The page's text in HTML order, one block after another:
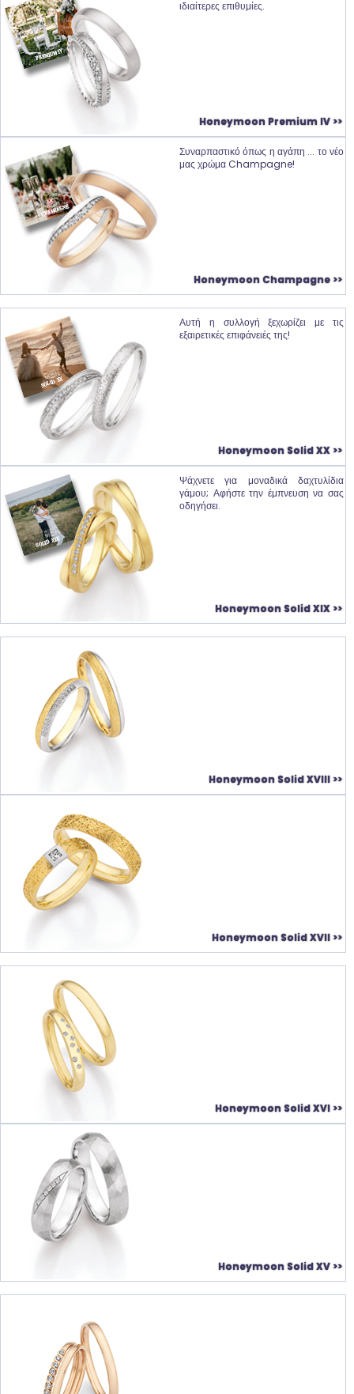
ιδιαίτερες επιθυμίες.
Honeymoon Premium IV >>
Συναρπαστικό όπως η αγάπη ... το νέο
μας χρώμα Champagne!
Honeymoon Champagne >>
Αυτή η συλλογή ξεχωρίζει με τις
εξαιρετικές επιφάνειές της!
Honeymoon Solid XX >>
Ψάχνετε για μοναδικά δαχτυλίδια
γάμου; Αφήστε την έμπνευση να σας
οδηγήσει.
Honeymoon Solid XIX >>
Honeymoon Solid XVIII >>
Honeymoon Solid XVII >>
Honeymoon Solid XVI >>
Honeymoon Solid XV >>